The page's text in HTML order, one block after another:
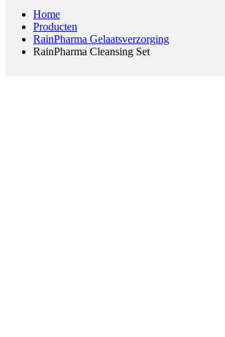
Home
Producten
RainPharma Gelaatsverzorging
RainPharma Cleansing Set